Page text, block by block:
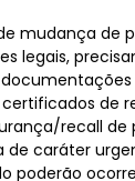
mudança de
legais,
de
recall de
de caráter
poderão